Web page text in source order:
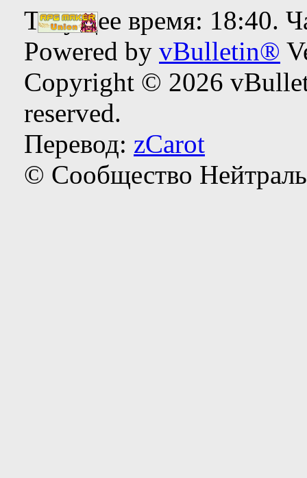
Текущее время: 18:40.
Powered by vBulletin®
Copyright © 2026
reserved.
Перевод: zCarot
© Сообщество